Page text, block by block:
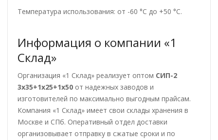
Температура использования: от -60 °С до +50 °С.
Информация о компании «1
Склад»
Организация «1 Склад» реализует оптом СИП-2
3х35+1х25+1х50 от надежных заводов и
изготовителей по максимально выгодным прайсам.
Компания «1 Склад» имеет свои склады хранения в
Москве и СПб. Оперативный отдел доставки
организовывает отправку в сжатые сроки и по